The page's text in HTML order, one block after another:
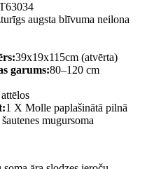
augsta blīvuma neilona
39x19x115cm (atvērta)
garums:80–120 cm
1 X Molle paplašinātā pilnā
mugursoma